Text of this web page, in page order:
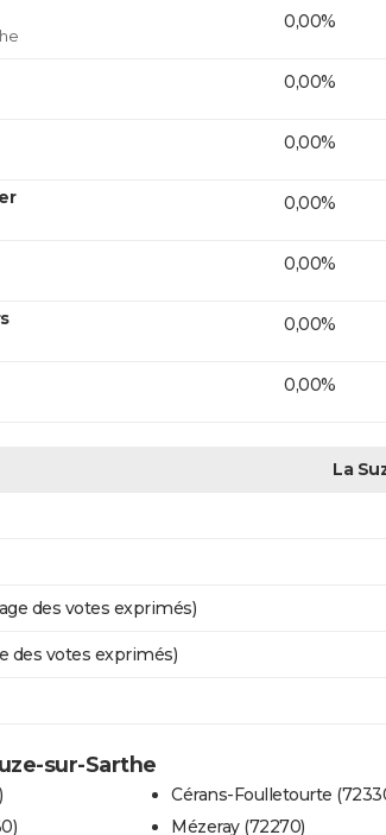
0,00%
0,00%
0,00%
0,00%
0,00%
0,00%
0,00%
La
des votes exprimés)
des votes exprimés)
sur-Sarthe
Cérans-Foulletourte
Mézeray (72270)